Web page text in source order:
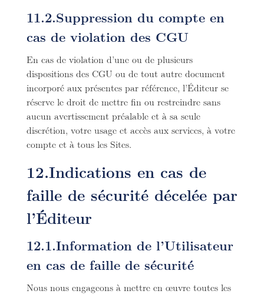
11.2.Suppression du compte en
cas de violation des CGU
En cas de violation d’une ou de plusieurs
dispositions des CGU ou de tout autre document
incorporé aux présentes par référence, l’Éditeur se
réserve le droit de mettre fin ou restreindre sans
aucun avertissement préalable et à sa seule
discrétion, votre usage et accès aux services, à votre
compte et à tous les Sites.
12.Indications en cas de
faille de sécurité décelée par
l’Éditeur
12.1.Information de l’Utilisateur
en cas de faille de sécurité
Nous nous engageons à mettre en œuvre toutes les